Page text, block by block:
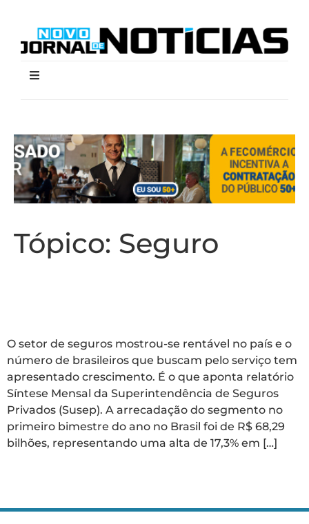
Tópico: Seguro
O setor de seguros mostrou-se rentável no país e o
número de brasileiros que buscam pelo serviço tem
apresentado crescimento. É o que aponta relatório
Síntese Mensal da Superintendência de Seguros
Privados (Susep). A arrecadação do segmento no
primeiro bimestre do ano no Brasil foi de R$ 68,29
bilhões, representando uma alta de 17,3% em […]